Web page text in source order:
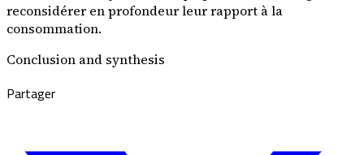
reconsidérer en profondeur leur rapport à la
consommation.
Conclusion and synthesis
Partager